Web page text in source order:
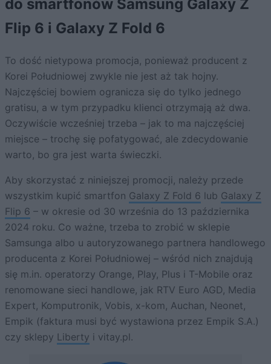
do smartfonów Samsung Galaxy Z
Flip 6 i Galaxy Z Fold 6
To dość nietypowa promocja, ponieważ producent z
Korei Południowej zwykle nie jest aż tak hojny.
Najczęściej bowiem ogranicza się do tylko jednego
gratisu, a w tym przypadku klienci otrzymają aż dwa.
Oczywiście wcześniej trzeba – jak to ma najczęściej
miejsce – trochę się pofatygować, ale zdecydowanie
warto, bo gra jest warta świeczki.
Aby skorzystać z niniejszej promocji, należy przede
wszystkim kupić smartfon Galaxy Z Fold 6 lub Galaxy Z
Flip 6 – w okresie od 30 września do 13 października
2024 roku. Co ważne, trzeba to zrobić w sklepie
Samsunga albo u autoryzowanego partnera handlowego
producenta z Korei Południowej – wśród nich znajdują
się m.in. operatorzy Orange, Play, Plus i T-Mobile oraz
renomowane sieci handlowe, jak RTV Euro AGD, Media
Expert, Komputronik, Vobis, x-kom, Auchan, Neonet,
Empik (faktura musi być wystawiona przez Empik S.A.)
czy sklepy Liberty i vitay.pl.